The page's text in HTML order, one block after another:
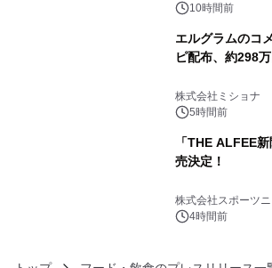
BEYOND
10時間前
エルグラムのコ
ピ配布、約298
株式会社ミショナ
5時間前
「THE ALFEE
売決定！
株式会社スポーツ
4時間前